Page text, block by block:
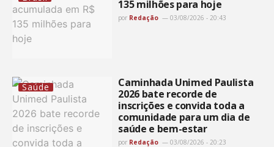
135 milhões para hoje
por Redação 03/08/2026 - 20:43
Saúde
Caminhada Unimed Paulista
2026 bate recorde de
inscrições e convida toda a
comunidade para um dia de
saúde e bem-estar
por Redação 03/08/2026 - 20:23